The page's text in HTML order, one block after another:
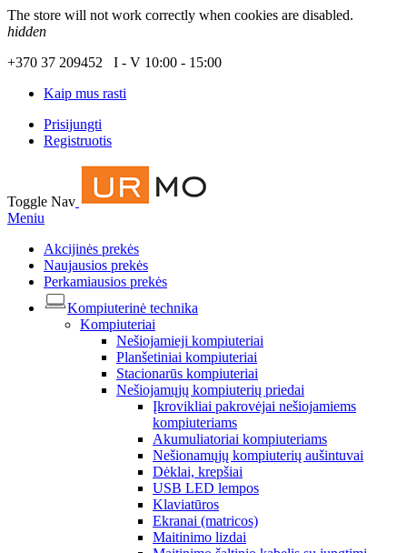
The store will not work correctly when cookies are disabled.
hidden
+370 37 209452 I - V 10:00 - 15:00
Kaip mus rasti
Prisijungti
Registruotis
Toggle Nav
Meniu
Akcijinės prekės
Naujausios prekės
Perkamiausios prekės
Kompiuterinė technika
Kompiuteriai
Nešiojamieji kompiuteriai
Planšetiniai kompiuteriai
Stacionarūs kompiuteriai
Nešiojamųjų kompiuterių priedai
Įkrovikliai pakrovėjai nešiojamiems
kompiuteriams
Akumuliatoriai kompiuteriams
Nešionamųjų kompiuterių aušintuvai
Dėklai, krepšiai
USB LED lempos
Klaviatūros
Ekranai (matricos)
Maitinimo lizdai